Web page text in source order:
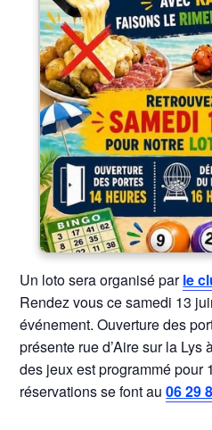
Un loto sera organisé parle
Rendez vous ce samedi 13
événement. Ouverture des
présente rue d’Aire sur la Lys
des jeux est programmé pour
réservations se font au06 29